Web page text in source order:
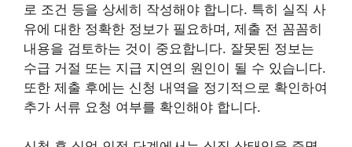
로 조건 등을 상세히 작성해야 합니다. 특히 실직 사
유에 대한 정확한 정보가 필요하며, 제출 전 꼼꼼히
내용을 검토하는 것이 중요합니다. 잘못된 정보는
수급 거절 또는 지급 지연의 원인이 될 수 있습니다.
또한 제출 후에는 신청 내역을 정기적으로 확인하여
추가 서류 요청 여부를 확인해야 합니다.